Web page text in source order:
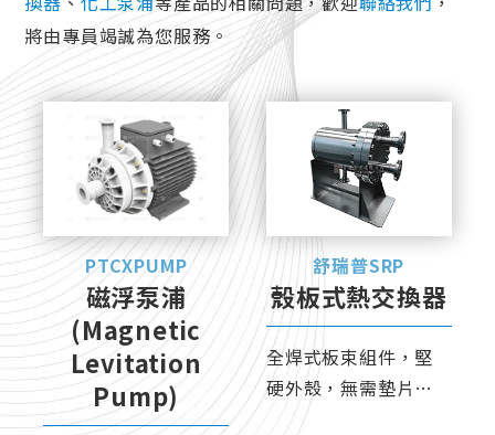
將由專員竭誠為您服務。
PTCXPUMP
磁浮泵浦
(Magnetic
Levitation
Pump)
舒瑞普SRP
殼板式熱交換器
全焊式板束組件，堅
硬外殼，無需墊片。